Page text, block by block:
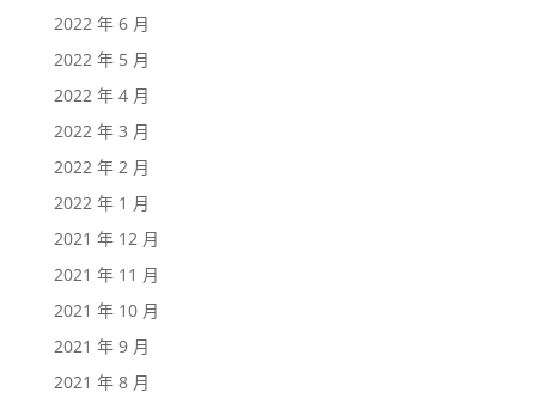
2022 年 6 月
2022 年 5 月
2022 年 4 月
2022 年 3 月
2022 年 2 月
2022 年 1 月
2021 年 12 月
2021 年 11 月
2021 年 10 月
2021 年 9 月
2021 年 8 月